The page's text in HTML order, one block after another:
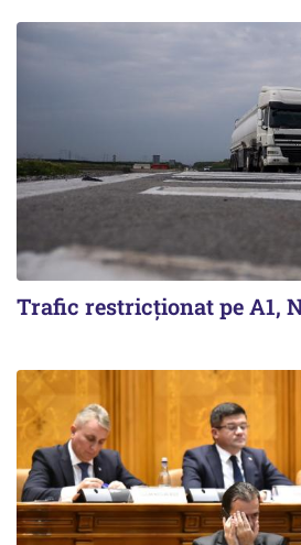
Trafic restricţionat pe A1,